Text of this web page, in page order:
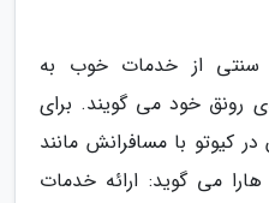
سنتی از خدمات خوب به
رونق خود می گویند. برای
کیوتو با مسافرانش مانند
می گوید: ارائه خدمات